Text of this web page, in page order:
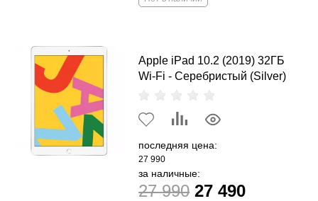
Apple iPad 10.2 (2019) 32ГБ
Wi-Fi - Серебристый (Silver)
последняя цена:
27 990
за наличные:
27 990 27 490